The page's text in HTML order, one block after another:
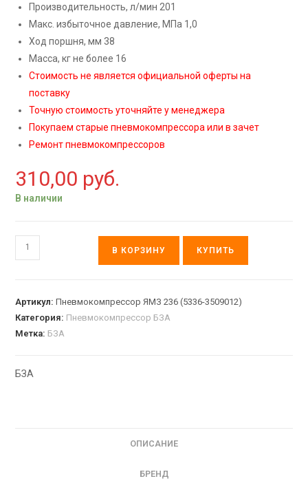
Производительность, л/мин 201
Макс. избыточное давление, МПа 1,0
Ход поршня, мм 38
Масса, кг не более 16
Стоимость не является официальной оферты на
поставку
Точную стоимость уточняйте у менеджера
Покупаем старые пневмокомпрессора или в зачет
Ремонт пневмокомпрессоров
310,00 руб.
В наличии
В КОРЗИНУ КУПИТЬ
Артикул:Пневмокомпрессор ЯМЗ 236 (5336-3509012)
Категория: Пневмокомпрессор БЗА
Метка:БЗА
БЗА
ОПИСАНИЕ
БРЕНД